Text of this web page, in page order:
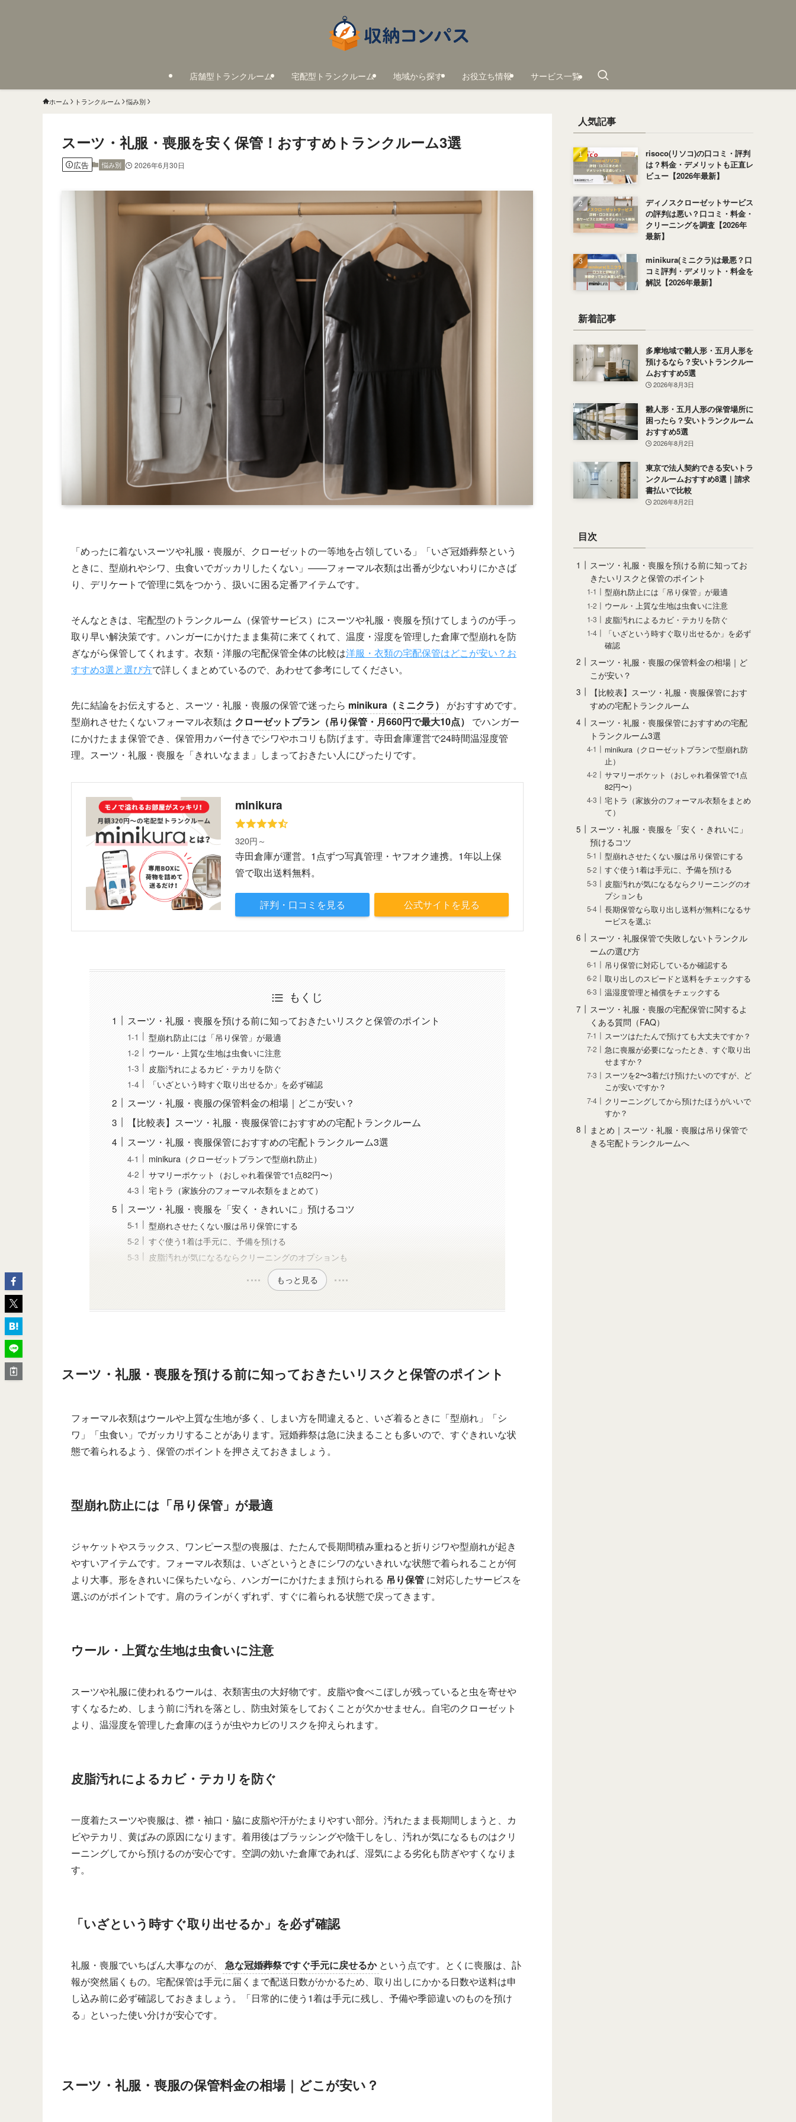
店舗型トランクルーム 宅配型トランクルーム 地域から探す お役立ち情報 サービス一覧
ホーム トランクルーム 悩み別
スーツ・礼服・喪服を安く保管！おすすめトランクルーム3選
広告 悩み別 2026年6月30日
「めったに着ないスーツや礼服・喪服が、クローゼットの一等地を占領している」「いざ冠婚葬祭という
ときに、型崩れやシワ、虫食いでガッカリしたくない」——フォーマル衣類は出番が少ないわりにかさば
り、デリケートで管理に気をつかう、扱いに困る定番アイテムです。
そんなときは、宅配型のトランクルーム（保管サービス）にスーツや礼服・喪服を預けてしまうのが手っ
取り早い解決策です。ハンガーにかけたまま集荷に来てくれて、温度・湿度を管理した倉庫で型崩れを防
ぎながら保管してくれます。衣類・洋服の宅配保管全体の比較は洋服・衣類の宅配保管はどこが安い？お
すすめ3選と選び方で詳しくまとめているので、あわせて参考にしてください。
先に結論をお伝えすると、スーツ・礼服・喪服の保管で迷ったら minikura（ミニクラ）
がおすすめです。
型崩れさせたくないフォーマル衣類は クローゼットプラン（吊り保管・月660円で最大10点）
でハンガー
にかけたまま保管でき、保管用カバー付きでシワやホコリも防げます。寺田倉庫運営で24時間温湿度管
理。スーツ・礼服・喪服を「きれいなまま」しまっておきたい人にぴったりです。
minikura
320円～
寺田倉庫が運営。1点ずつ写真管理・ヤフオク連携。1年以上保
管で取出送料無料。
評判・口コミを見る 公式サイトを見る
もくじ
スーツ・礼服・喪服を預ける前に知っておきたいリスクと保管のポイント
型崩れ防止には「吊り保管」が最適
ウール・上質な生地は虫食いに注意
皮脂汚れによるカビ・テカリを防ぐ
「いざという時すぐ取り出せるか」を必ず確認
スーツ・礼服・喪服の保管料金の相場｜どこが安い？
【比較表】スーツ・礼服・喪服保管におすすめの宅配トランクルーム
スーツ・礼服・喪服保管におすすめの宅配トランクルーム3選
minikura（クローゼットプランで型崩れ防止）
サマリーポケット（おしゃれ着保管で1点82円〜）
宅トラ（家族分のフォーマル衣類をまとめて）
スーツ・礼服・喪服を「安く・きれいに」預けるコツ
型崩れさせたくない服は吊り保管にする
すぐ使う1着は手元に、予備を預ける
皮脂汚れが気になるならクリーニングのオプションも
もっと見る
スーツ・礼服・喪服を預ける前に知っておきたいリスクと保管のポイント
フォーマル衣類はウールや上質な生地が多く、しまい方を間違えると、いざ着るときに「型崩れ」「シ
ワ」「虫食い」でガッカリすることがあります。冠婚葬祭は急に決まることも多いので、すぐきれいな状
態で着られるよう、保管のポイントを押さえておきましょう。
型崩れ防止には「吊り保管」が最適
ジャケットやスラックス、ワンピース型の喪服は、たたんで長期間積み重ねると折りジワや型崩れが起き
やすいアイテムです。フォーマル衣類は、いざというときにシワのないきれいな状態で着られることが何
より大事。形をきれいに保ちたいなら、ハンガーにかけたまま預けられる 吊り保管 に対応したサービスを
選ぶのがポイントです。肩のラインがくずれず、すぐに着られる状態で戻ってきます。
ウール・上質な生地は虫食いに注意
スーツや礼服に使われるウールは、衣類害虫の大好物です。皮脂や食べこぼしが残っていると虫を寄せや
すくなるため、しまう前に汚れを落とし、防虫対策をしておくことが欠かせません。自宅のクローゼット
より、温湿度を管理した倉庫のほうが虫やカビのリスクを抑えられます。
皮脂汚れによるカビ・テカリを防ぐ
一度着たスーツや喪服は、襟・袖口・脇に皮脂や汗がたまりやすい部分。汚れたまま長期間しまうと、カ
ビやテカリ、黄ばみの原因になります。着用後はブラッシングや陰干しをし、汚れが気になるものはクリ
ーニングしてから預けるのが安心です。空調の効いた倉庫であれば、湿気による劣化も防ぎやすくなりま
す。
「いざという時すぐ取り出せるか」を必ず確認
礼服・喪服でいちばん大事なのが、 急な冠婚葬祭ですぐ手元に戻せるか という点です。とくに喪服は、訃
報が突然届くもの。宅配保管は手元に届くまで配送日数がかかるため、取り出しにかかる日数や送料は申
し込み前に必ず確認しておきましょう。「日常的に使う1着は手元に残し、予備や季節違いのものを預け
る」といった使い分けが安心です。
スーツ・礼服・喪服の保管料金の相場｜どこが安い？
人気記事
risoco(リソコ)の口コミ・評判
は？料金・デメリットも正直レ
ビュー【2026年最新】
ディノスクローゼットサービス
の評判は悪い？口コミ・料金・
クリーニングを調査【2026年
最新】
minikura(ミニクラ)は最悪？口
コミ評判・デメリット・料金を
解説【2026年最新】
新着記事
多摩地域で雛人形・五月人形を
預けるなら？安いトランクルー
ムおすすめ5選
2026年8月3日
雛人形・五月人形の保管場所に
困ったら？安いトランクルーム
おすすめ5選
2026年8月2日
東京で法人契約できる安いトラ
ンクルームおすすめ8選｜請求
書払いで比較
2026年8月2日
目次
スーツ・礼服・喪服を預ける前に知ってお
きたいリスクと保管のポイント
型崩れ防止には「吊り保管」が最適
ウール・上質な生地は虫食いに注意
皮脂汚れによるカビ・テカリを防ぐ
「いざという時すぐ取り出せるか」を必ず
確認
スーツ・礼服・喪服の保管料金の相場｜ど
こが安い？
【比較表】スーツ・礼服・喪服保管におす
すめの宅配トランクルーム
スーツ・礼服・喪服保管におすすめの宅配
トランクルーム3選
minikura（クローゼットプランで型崩れ防
止）
サマリーポケット（おしゃれ着保管で1点
82円〜）
宅トラ（家族分のフォーマル衣類をまとめ
て）
スーツ・礼服・喪服を「安く・きれいに」
預けるコツ
型崩れさせたくない服は吊り保管にする
すぐ使う1着は手元に、予備を預ける
皮脂汚れが気になるならクリーニングのオ
プションも
長期保管なら取り出し送料が無料になるサ
ービスを選ぶ
スーツ・礼服保管で失敗しないトランクル
ームの選び方
吊り保管に対応しているか確認する
取り出しのスピードと送料をチェックする
温湿度管理と補償をチェックする
スーツ・礼服・喪服の宅配保管に関するよ
くある質問（FAQ）
スーツはたたんで預けても大丈夫ですか？
急に喪服が必要になったとき、すぐ取り出
せますか？
スーツを2〜3着だけ預けたいのですが、ど
こが安いですか？
クリーニングしてから預けたほうがいいで
すか？
まとめ｜スーツ・礼服・喪服は吊り保管で
きる宅配トランクルームへ